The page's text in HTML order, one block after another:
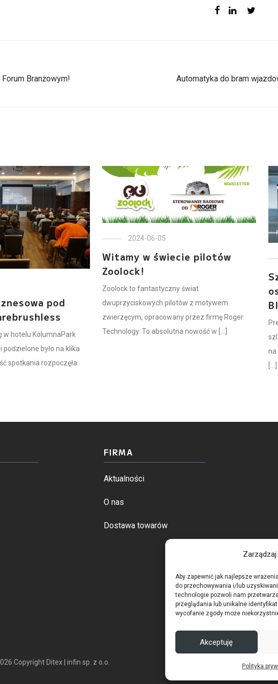
Aby zapewnić jak najlepsze
do przechowywania i/lub
technologie pozwoli nam
przeglądania lub unikalne
wycofanie zgody może
Akceptuję
Polityka
Branżowym! Automatyka do bram
pod
w hotelu KolumnaPark
podzielone było na klika
spotkania rozpoczęła
2024-06-05
Witamy w świecie pilotów
Zoolock!
Zoolock to fantastyczny świat
dwuprzyciskowych pilotów z motywem
zwierzęcym, opracowany przez firmę Roger
Technology. To absolutna nowość w [...]
na
[...]
FIRMA
Aktualności
O nas
Dostawa towarów
Copyright Ditex | infin sp. z o.o.